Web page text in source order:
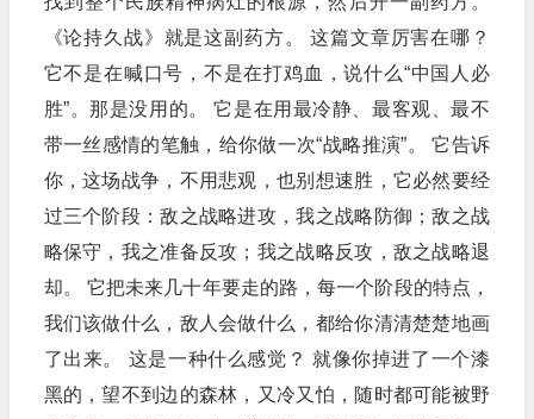
《论持久战》就是这副药方。 这篇文章厉害在哪？
它不是在喊口号，不是在打鸡血，说什么“中国人必
胜”。那是没用的。 它是在用最冷静、最客观、最不
带一丝感情的笔触，给你做一次“战略推演”。 它告诉
你，这场战争，不用悲观，也别想速胜，它必然要经
过三个阶段：敌之战略进攻，我之战略防御；敌之战
略保守，我之准备反攻；我之战略反攻，敌之战略退
却。 它把未来几十年要走的路，每一个阶段的特点，
我们该做什么，敌人会做什么，都给你清清楚楚地画
了出来。 这是一种什么感觉？ 就像你掉进了一个漆
黑的，望不到边的森林，又冷又怕，随时都可能被野